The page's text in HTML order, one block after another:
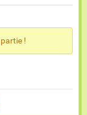
!